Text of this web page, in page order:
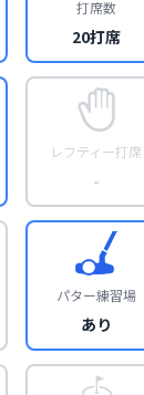
打席数
20打席
レフティー打席
-
パター練習場
あり